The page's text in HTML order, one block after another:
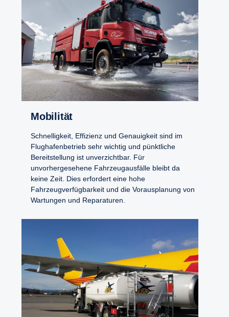
Mobilität
Schnelligkeit, Effizienz und Genauigkeit sind im
Flughafenbetrieb sehr wichtig und pünktliche
Bereitstellung ist unverzichtbar. Für
unvorhergesehene Fahrzeugausfälle bleibt da
keine Zeit. Dies erfordert eine hohe
Fahrzeugverfügbarkeit und die Vorausplanung von
Wartungen und Reparaturen.